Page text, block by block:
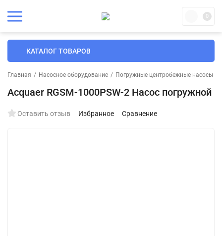
0
КАТАЛОГ ТОВАРОВ
Главная / Насосное оборудование / Погружные центробежные насосы
Acquaer RGSM-1000PSW-2 Насос погружной
Оставить отзыв Избранное Сравнение